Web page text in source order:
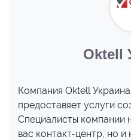
Oktell
Компания Oktell
предоставяет услуги
Специалисты компании
вас контакт-центр, но и